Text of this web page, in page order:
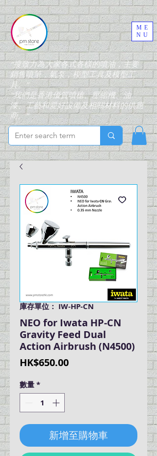
“搜致力為大家各式各樣的噴油，主要
銷售噴筆，氣泵，模型工具及模型工
具。”
“我們是香港優質噴槍、壓縮機、油
漆、工藝和愛好設備及相關材料的供應
商。”
ME
NU
庫存單位： IW-HP-CN
NEO for Iwata HP-CN
Gravity Feed Dual
Action Airbrush (N4500)
HK$650.00價
數量*
新增至購物車